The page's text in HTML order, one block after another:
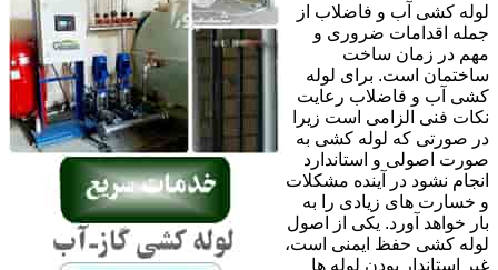
لوله کشی آب و فاضلاب از
جمله اقدامات ضروری و
مهم در زمان ساخت
ساختمان است. برای لوله
کشی آب و فاضلاب رعایت
نکات فنی الزامی است زیرا
در صورتی که لوله کشی به
صورت اصولی و استاندارد
انجام نشود در آینده مشکلات
و خسارت های زیادی را به
بار خواهد آورد. یکی از اصول
لوله کشی حفظ ایمنی است،
غیر استاندار بودن لوله ها